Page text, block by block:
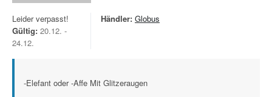
Leider verpasst!
Gültig: 20.12. -
24.12.
Händler: Globus
-Elefant oder -Affe Mit Glitzeraugen